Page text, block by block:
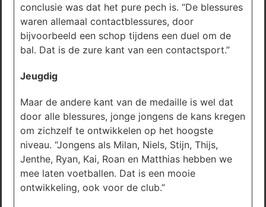
conclusie was dat het pure pech is. “De blessures
waren allemaal contactblessures, door
bijvoorbeeld een schop tijdens een duel om de
bal. Dat is de zure kant van een contactsport.”
Jeugdig
Maar de andere kant van de medaille is wel dat
door alle blessures, jonge jongens de kans kregen
om zichzelf te ontwikkelen op het hoogste
niveau. “Jongens als Milan, Niels, Stijn, Thijs,
Jenthe, Ryan, Kai, Roan en Matthias hebben we
mee laten voetballen. Dat is een mooie
ontwikkeling, ook voor de club.”